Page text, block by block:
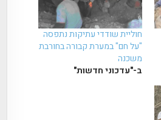
חוליית שודדי עתיקות נתפסה
"על חם" במערת קבורה בחורבת
משכנה
ב-"עדכוני חדשות"